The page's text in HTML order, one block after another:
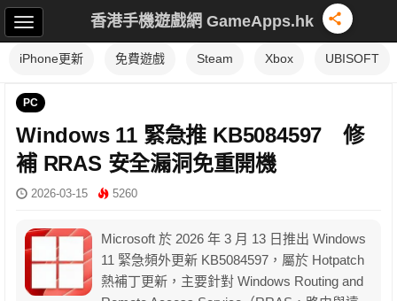
香港手機遊戲網 GameApps.hk
iPhone更新 免費遊戲 Steam Xbox UBISOFT
PC
Windows 11 緊急推 KB5084597 修
補 RRAS 安全漏洞免重開機
2026-03-15 5260
Microsoft 於 2026 年 3 月 13 日推出 Windows
11 緊急頻外更新 KB5084597，屬於 Hotpatch
熱補丁更新，主要針對 Windows Routing and